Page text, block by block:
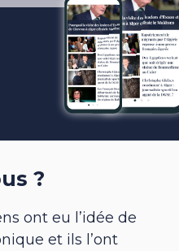
?
ont eu l’idée de
et ils l’ont